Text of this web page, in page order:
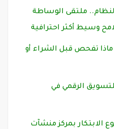
النظام.. ملتقى الوساطة
وسيط أكثر احترافية
ماذا تفحص قبل الشراء أو
الرقمي في
الابتكار بمركز منشآت